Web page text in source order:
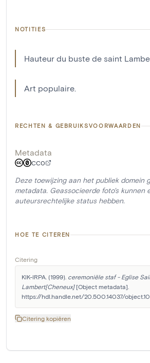
NOTITIES
Hauteur du buste de saint
Art populaire.
RECHTEN & GEBRUIKSVOORWAARDEN
Metadata
CC0
Deze toewijzing aan het publiek domein
metadata. Geassocieerde foto's kunnen
auteursrechtelijke status hebben.
HOE TE CITEREN
Citering
KIK-IRPA. (1999). ceremoniële staf - Eglise
Lambert[Cheneux] [Object metadata].
https://hdl.handle.net/20.500.14037/
Citering kopiëren